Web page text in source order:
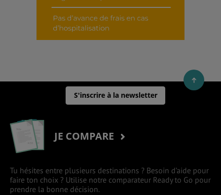
S'inscrire à la newsletter
JE COMPARE
Tu hésites entre plusieurs destinations ? Besoin d’aide pour
faire ton choix ? Utilise notre comparateur Ready to Go pour
prendre la bonne décision.